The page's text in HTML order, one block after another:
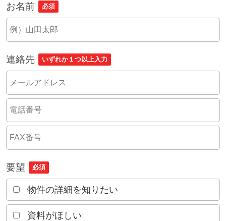
お名前 必須
連絡先 いずれか１つ以上入力
要望 必須
物件の詳細を知りたい
資料がほしい